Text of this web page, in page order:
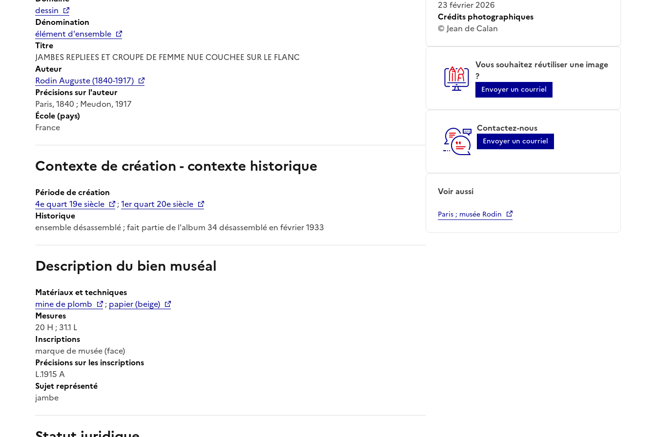
dessin
Dénomination
élément d'ensemble
Titre
JAMBES REPLIEES ET CROUPE DE FEMME NUE COUCHEE SUR LE FLANC
Auteur
Rodin Auguste (1840-1917)
Précisions sur l'auteur
Paris, 1840 ; Meudon, 1917
École (pays)
France
Contexte de création - contexte historique
Période de création
4e quart 19e siècle
;1er quart 20e siècle
Historique
ensemble désassemblé ; fait partie de l'album 34 désassemblé en février 1933
Description du bien muséal
Matériaux et techniques
mine de plomb
; papier (beige)
Mesures
20 H ; 31.1 L
Inscriptions
marque de musée (face)
Précisions sur les inscriptions
L.1915 A
Sujet représenté
jambe
23 février 2026
Crédits photographiques
© Jean de Calan
Vous souhaitez réutiliser une image
?
Envoyer un courriel
Contactez-nous
Envoyer un courriel
Voir aussi
Paris ; musée Rodin